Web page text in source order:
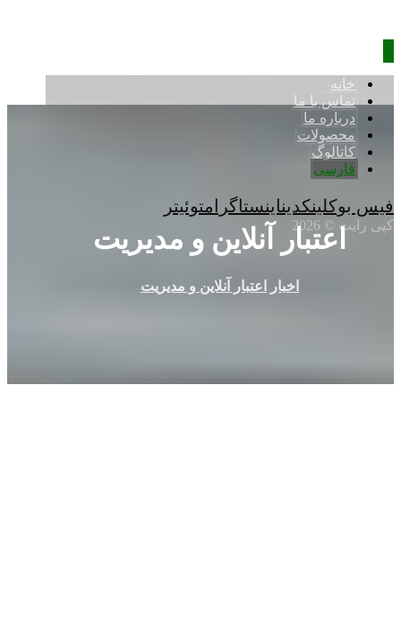
خانه
تماس با ما
درباره ما
محصولات
کاتالوگ
فارسی
فیس بوکلینکدیناینستاگرامتوئیتر
کپی رایت © 2026اعتبار آنلاین و مدیریت
اخبار اعتبار آنلاین و مدیریت